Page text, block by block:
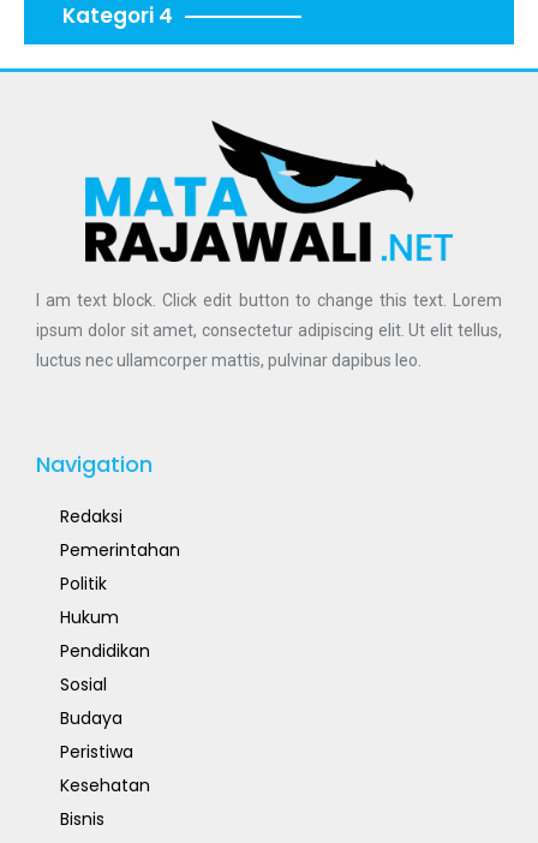
Kategori 4
I am text block. Click edit button to change this text. Lorem
ipsum dolor sit amet, consectetur adipiscing elit. Ut elit tellus,
luctus nec ullamcorper mattis, pulvinar dapibus leo.
Navigation
Redaksi
Pemerintahan
Politik
Hukum
Pendidikan
Sosial
Budaya
Peristiwa
Kesehatan
Bisnis